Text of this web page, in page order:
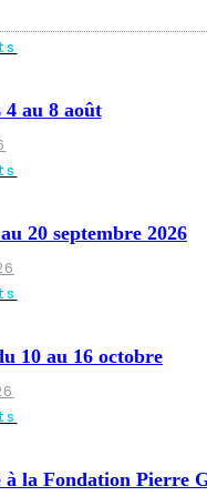
4 au 8 août
20 septembre 2026
10 au 16 octobre
la Fondation Pierre